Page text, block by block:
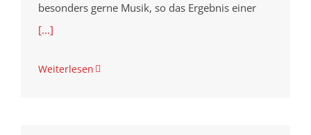
besonders gerne Musik, so das Ergebnis einer
[...]
Weiterlesen